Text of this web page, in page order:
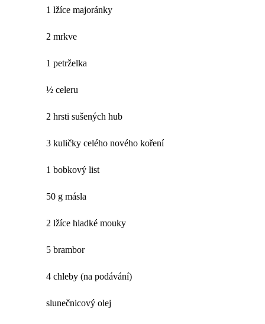
1 lžíce majoránky
2 mrkve
1 petrželka
½ celeru
2 hrsti sušených hub
3 kuličky celého nového koření
1 bobkový list
50 g másla
2 lžíce hladké mouky
5 brambor
4 chleby (na podávání)
slunečnicový olej